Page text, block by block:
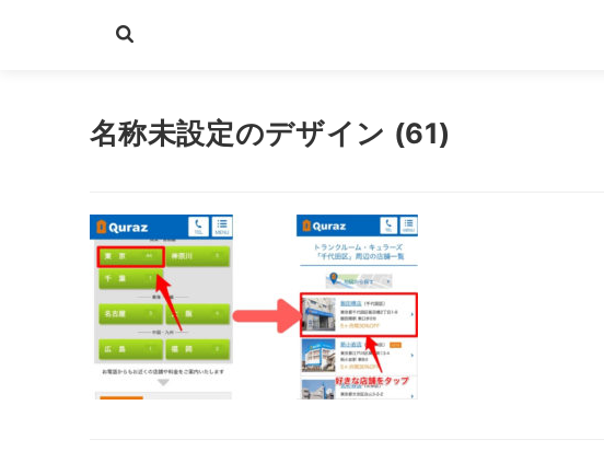
名称未設定のデザイン (61)